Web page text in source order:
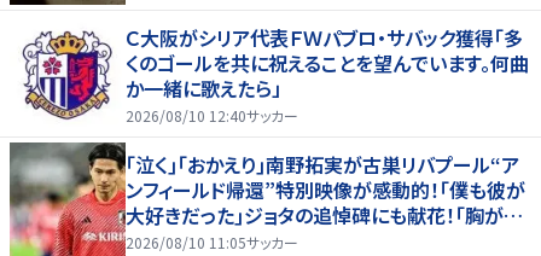
Ｃ大阪がシリア代表ＦＷパブロ・サバック獲得「多
くのゴールを共に祝えることを望んでいます。何曲
か一緒に歌えたら」
2026/08/10 12:40サッカー
｢泣く｣｢おかえり｣南野拓実が古巣リバプール“ア
ンフィールド帰還”特別映像が感動的！｢僕も彼が
大好きだった｣ジョタの追悼碑にも献花！｢胸が熱
くなります…｣
2026/08/10 11:05サッカー